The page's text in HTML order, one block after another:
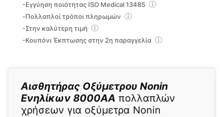
Αισθητήρας Οξύμετρου Nonin
Ενηλίκων 8000ΑΑ πολλαπλών
χρήσεων για οξύμετρα Nonin
-Εγγύηση ποιότητας ISO Medical 13485
-Πολλαπλοί τρόποι πληρωμών
-Στην καλύτερη τιμή
-Κουπόνι Έκπτωσης στην 2η παραγγελία